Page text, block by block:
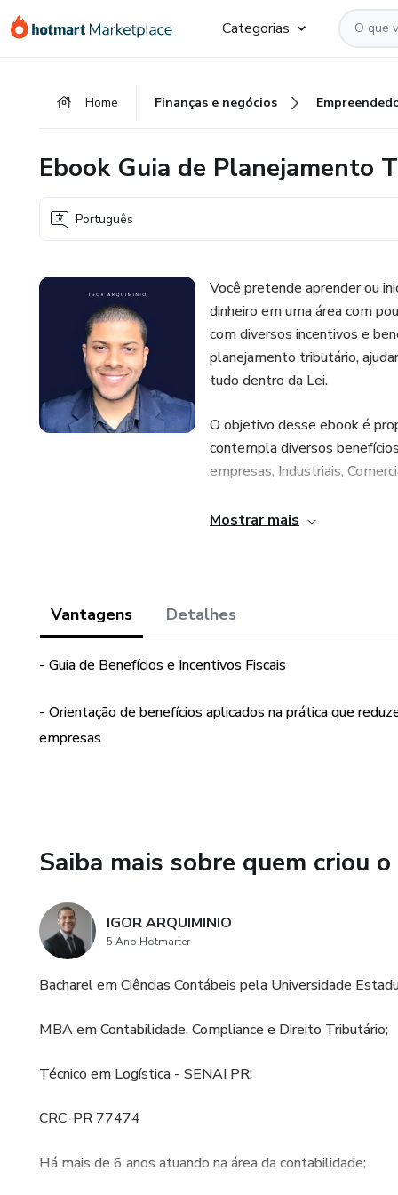
para
para
para
Categorias
Home Finanças e negócios
Ebook Guia de Planejamento
Português
Você pretende aprender ou
dinheiro em uma área com
com diversos incentivos e
planejamento tributário,
tudo dentro da Lei.
O objetivo desse ebook é
contempla diversos
empresas, Industriais,
Todos os benefícios fiscais
Mostrar mais
Vantagens Detalhes
- Guia de Benefícios e Incentivos Fiscais
- Orientação de benefícios aplicados na prática que
empresas
Saiba mais sobre quem criou
IGOR ARQUIMINIO
5 Ano Hotmarter
Bacharel em Ciências Contábeis pela Universidade
MBA em Contabilidade, Compliance e Direito Tributário;
Técnico em Logística - SENAI PR;
CRC-PR 77474
Há mais de 6 anos atuando na área da contabilidade;